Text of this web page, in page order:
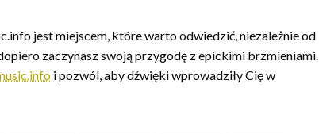
jest miejscem, które warto odwiedzić, niezależnie od
zaczynasz swoją przygodę z epickimi brzmieniami.
i pozwól, aby dźwięki wprowadziły Cię w